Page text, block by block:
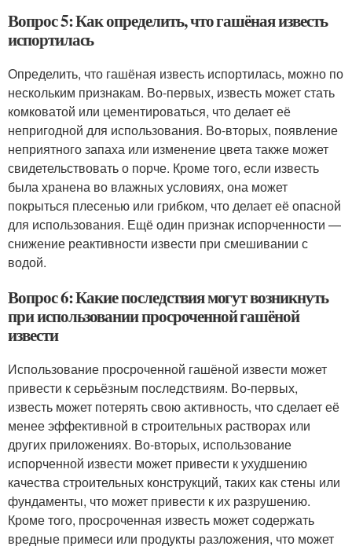
Вопрос 5: Как определить, что гашёная известь
испортилась
Определить, что гашёная известь испортилась, можно по
нескольким признакам. Во-первых, известь может стать
комковатой или цементироваться, что делает её
непригодной для использования. Во-вторых, появление
неприятного запаха или изменение цвета также может
свидетельствовать о порче. Кроме того, если известь
была хранена во влажных условиях, она может
покрыться плесенью или грибком, что делает её опасной
для использования. Ещё один признак испорченности —
снижение реактивности извести при смешивании с
водой.
Вопрос 6: Какие последствия могут возникнуть
при использовании просроченной гашёной
извести
Использование просроченной гашёной извести может
привести к серьёзным последствиям. Во-первых,
известь может потерять свою активность, что сделает её
менее эффективной в строительных растворах или
других приложениях. Во-вторых, использование
испорченной извести может привести к ухудшению
качества строительных конструкций, таких как стены или
фундаменты, что может привести к их разрушению.
Кроме того, просроченная известь может содержать
вредные примеси или продукты разложения, что может